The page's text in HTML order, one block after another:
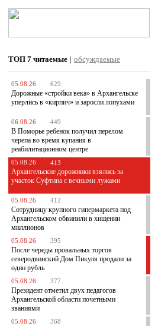
ТОП 7 читаемые | обсуждаемые
05.08.26 629
Дорожные «стройки века» в Архангельске
уперлись в «кирпич» и заросли лопухами
06.08.26 449
В Поморье ребенок получил перелом
черепа во время купания в
реабилитационном центре
05.08.26 413
Архангельские дорожники взялись за
участок Суфтина с вечными лужами
05.08.26 412
Сотрудницу крупного гипермаркета под
Архангельском обвинили в хищении
миллионов
05.08.26 395
После череды провальных торгов
северодвинский Дом Пикуля продали за
один рубль
05.08.26 377
Президент отметил двух педагогов
Архангельской области почетными
званиями
05.08.26 368